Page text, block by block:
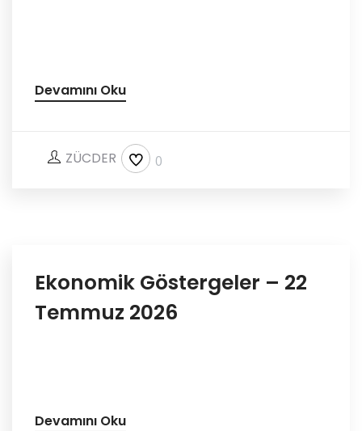
Devamını Oku
ZÜCDER 0
Ekonomik Göstergeler – 22
Temmuz 2026
Devamını Oku